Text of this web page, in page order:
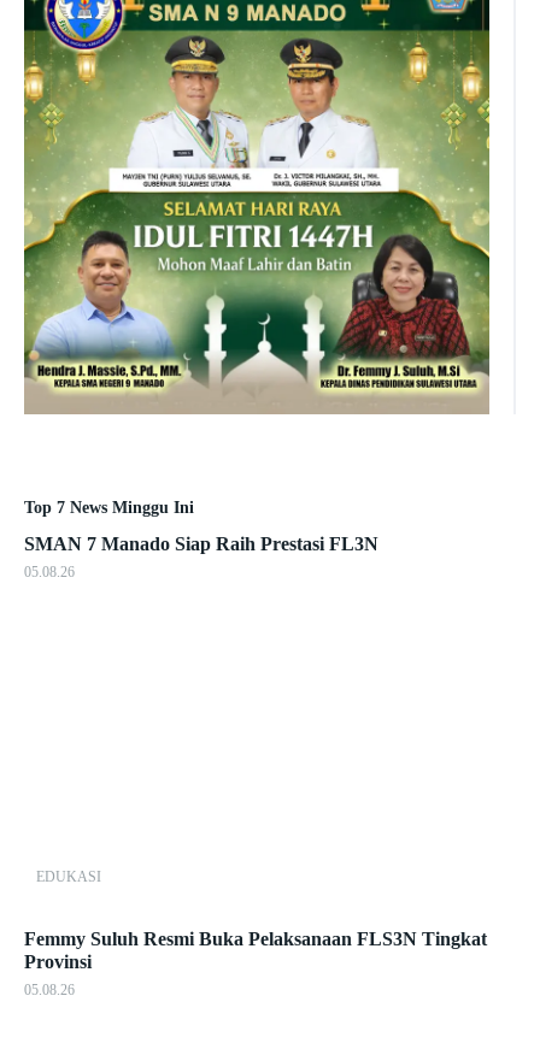
Top 7 News Minggu Ini
SMAN 7 Manado Siap Raih Prestasi FL3N
05.08.26
EDUKASI
Femmy Suluh Resmi Buka Pelaksanaan FLS3N Tingkat
Provinsi
05.08.26